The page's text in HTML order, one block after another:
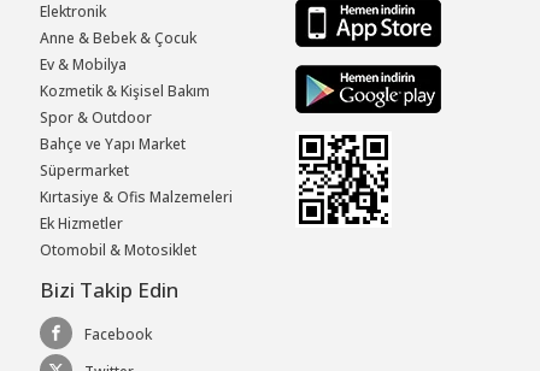
Elektronik
Anne & Bebek & Çocuk
Ev & Mobilya
Kozmetik & Kişisel Bakım
Spor & Outdoor
Bahçe ve Yapı Market
Süpermarket
Kırtasiye & Ofis Malzemeleri
Ek Hizmetler
Otomobil & Motosiklet
Bizi Takip Edin
Facebook